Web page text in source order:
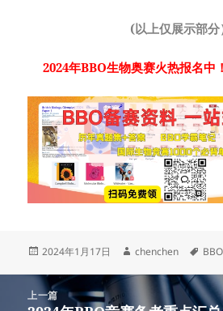
(以上仅展示部分
2024年BBO生物奥赛火热报名中
发
于
2024年1月17日
作
chenchen
标
BBO
上一篇